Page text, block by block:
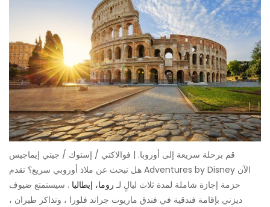
قم برحلة سريعة إلى أوروبا. | فوالاكتي / إستوك / جيتي إيماجيس
هل تبحث عن ملاذ أوروبي سريع؟ تقدم Adventures by Disney الآن
حزمة إجازة شاملة لمدة ثلاث ليالٍ لـ روما، إيطاليا . سيستمتع ضيوف
ديزني بإقامة فندقية في فندق ماريوت جراند فلورا ، وتذاكر طيران ،